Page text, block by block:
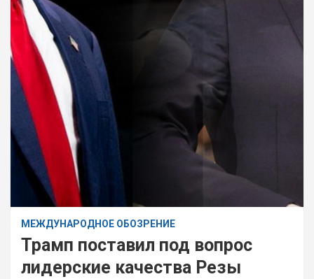
МЕЖДУНАРОДНОЕ ОБОЗРЕНИЕ
Трамп поставил под вопрос
лидерские качества Резы